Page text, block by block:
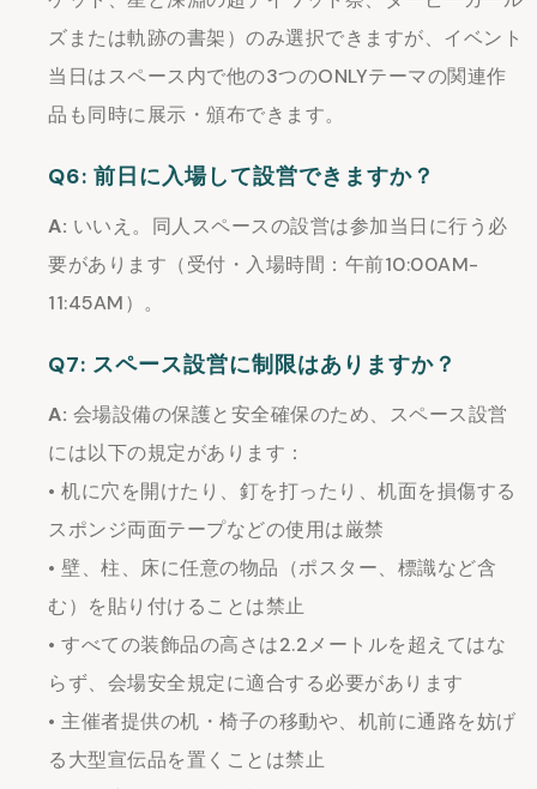
ズまたは軌跡の書架）のみ選択できますが、イベント
当日はスペース内で他の3つのONLYテーマの関連作
品も同時に展示・頒布できます。
Q6: 前日に入場して設営できますか？
A: いいえ。同人スペースの設営は参加当日に行う必
要があります（受付・入場時間：午前10:00AM-
11:45AM）。
Q7: スペース設営に制限はありますか？
A: 会場設備の保護と安全確保のため、スペース設営
には以下の規定があります：
• 机に穴を開けたり、釘を打ったり、机面を損傷する
スポンジ両面テープなどの使用は厳禁
• 壁、柱、床に任意の物品（ポスター、標識など含
む）を貼り付けることは禁止
• すべての装飾品の高さは2.2メートルを超えてはな
らず、会場安全規定に適合する必要があります
• 主催者提供の机・椅子の移動や、机前に通路を妨げ
る大型宣伝品を置くことは禁止